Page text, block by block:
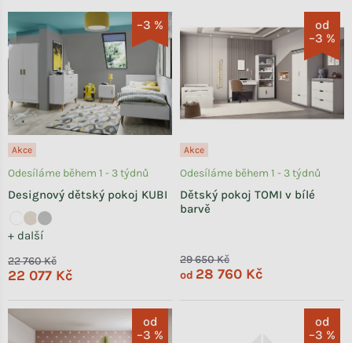
Výpis produktů–3 %
Akce
Designový dětský pokoj KUBI
+ další
Odesíláme během 1 - 3 týdnů
22 760 Kč
22 077 Kč
od
–3 %
Akce
Dětský pokoj TOMI v bílé
barvě
Odesíláme během 1 - 3 týdnů
29 650 Kč
od 28 760 Kč
od
–3 %
od
–3 %